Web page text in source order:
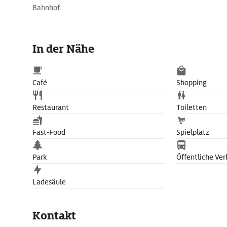
Bahnhof.
In der Nähe
Café Shopping
Restaurant Toiletten
Fast-Food Spielplatz
Park Öffentliche
Ladesäule
Kontakt